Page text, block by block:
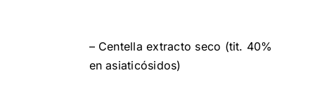
– Centella extracto seco (tit. 40%
en asiaticósidos)